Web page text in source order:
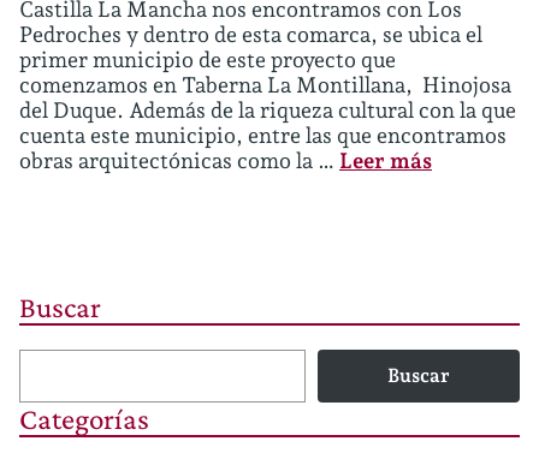
Castilla La Mancha nos encontramos con Los
Pedroches y dentro de esta comarca, se ubica el
primer municipio de este proyecto que
comenzamos en Taberna La Montillana, Hinojosa
del Duque. Además de la riqueza cultural con la que
cuenta este municipio, entre las que encontramos
obras arquitectónicas como la … Leer más
Buscar
Buscar
Categorías